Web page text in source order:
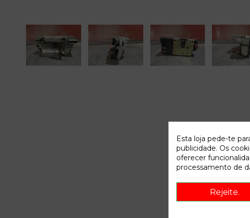
Esta loja pede-te
publicidade. Os
oferecer
processamento de
Rejeite.